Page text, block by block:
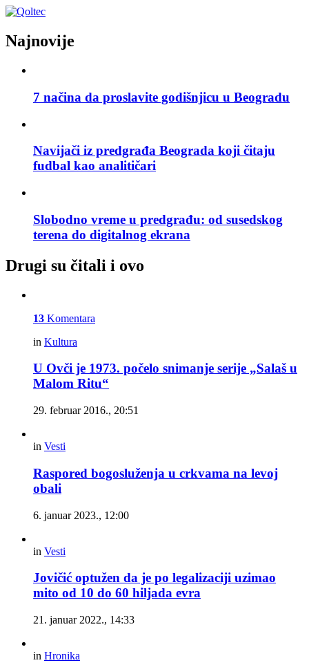
Najnovije
7 načina da proslavite godišnjicu u Beogradu
Navijači iz predgrađa Beograda koji čitaju
fudbal kao analitičari
Slobodno vreme u predgrađu: od susedskog
terena do digitalnog ekrana
Drugi su čitali i ovo
13 Komentara
in Kultura
U Ovči je 1973. počelo snimanje serije „Salaš u
Malom Ritu“
29. februar 2016., 20:51
in Vesti
Raspored bogosluženja u crkvama na levoj
obali
6. januar 2023., 12:00
in Vesti
Jovičić optužen da je po legalizaciji uzimao
mito od 10 do 60 hiljada evra
21. januar 2022., 14:33
in Hronika